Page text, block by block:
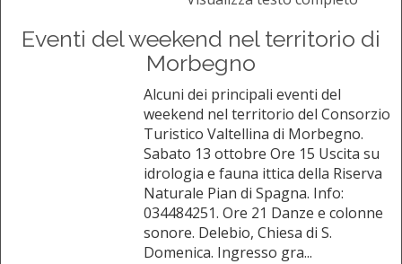
Eventi del weekend nel territorio di
Morbegno
Alcuni dei principali eventi del
weekend nel territorio del Consorzio
Turistico Valtellina di Morbegno.
Sabato 13 ottobre Ore 15 Uscita su
idrologia e fauna ittica della Riserva
Naturale Pian di Spagna. Info:
034484251. Ore 21 Danze e colonne
sonore. Delebio, Chiesa di S.
Domenica. Ingresso gra...